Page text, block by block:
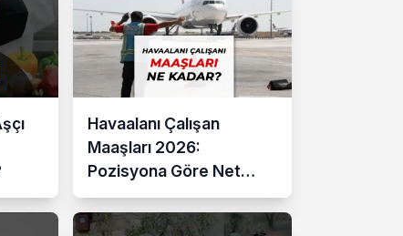
Havaalanı Çalışan
Maaşları 2026:
Pozisyona Göre Net
Ücretler